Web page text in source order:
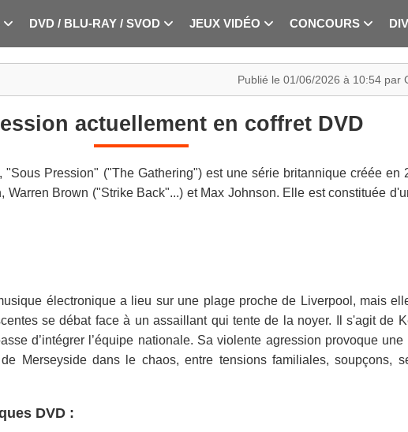
DVD / BLU-RAY / SVOD JEUX VIDÉO CONCOURS
Publié le 01/06/2026 à 10:54 par
actuellement en coffret DVD
"Sous Pression" ("The Gathering") est une série britannique créée en
Warren Brown ("Strike Back"...) et Max Johnson. Elle est constituée
électronique a lieu sur une plage proche de Liverpool, mais
se débat face à un assaillant qui tente de la noyer. Il s'agit de
d’intégrer l’équipe nationale. Sa violente agression provoque une
Merseyside dans le chaos, entre tensions familiales, soupçons,
DVD :